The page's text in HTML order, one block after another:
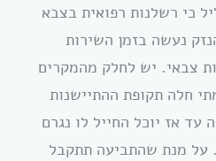
כי רשלנות רפואית בצבא
נעשה בזמן השירות
צבאי. יש לחלק מהמקרים
חלה תקופת ההתיישנות
אז יוכל החייל לו נגרם
על מנת שהתביעה תתקבל